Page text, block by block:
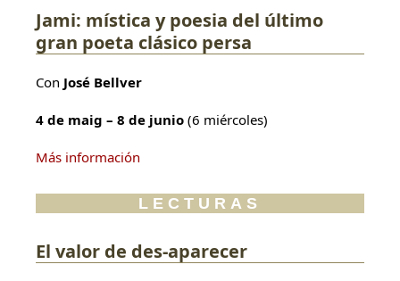
Jami: mística y poesia del último
gran poeta clásico persa
Con José Bellver
4 de maig – 8 de junio (6 miércoles)
Más información
LECTURAS
El valor de des-aparecer